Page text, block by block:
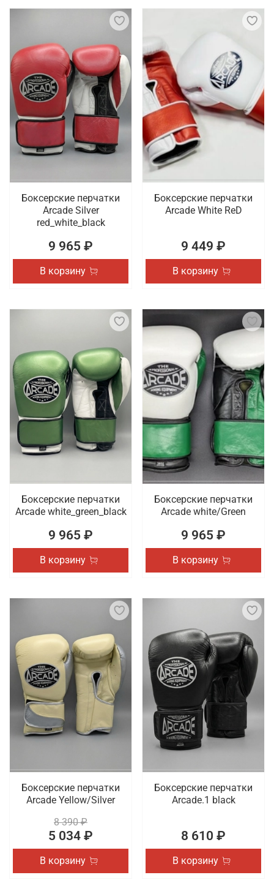
Боксерские перчатки
Arcade Silver
red_white_black
9 965 ₽
В корзину
Боксерские перчатки
Arcade White ReD
9 449 ₽
В корзину
Боксерские перчатки
Arcade white_green_black
9 965 ₽
В корзину
Боксерские перчатки
Arcade white/Green
9 965 ₽
В корзину
Боксерские перчатки
Arcade Yellow/Silver
8 390 ₽
5 034 ₽
В корзину
Боксерские перчатки
Arcade.1 black
8 610 ₽
В корзину